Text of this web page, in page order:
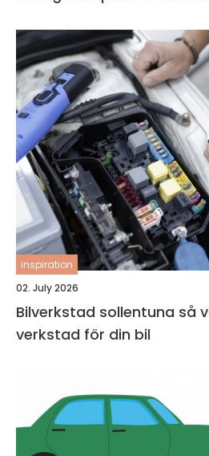
inspiration
02. July 2026
Bilverkstad sollentuna så väljer du rätt
verkstad för din bil